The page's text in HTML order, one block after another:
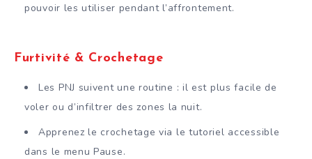
pouvoir les utiliser pendant l’affrontement.
Furtivité & Crochetage
Les PNJ suivent une routine : il est plus facile de
voler ou d’infiltrer des zones la nuit.
Apprenez le crochetage via le tutoriel accessible
dans le menu Pause.